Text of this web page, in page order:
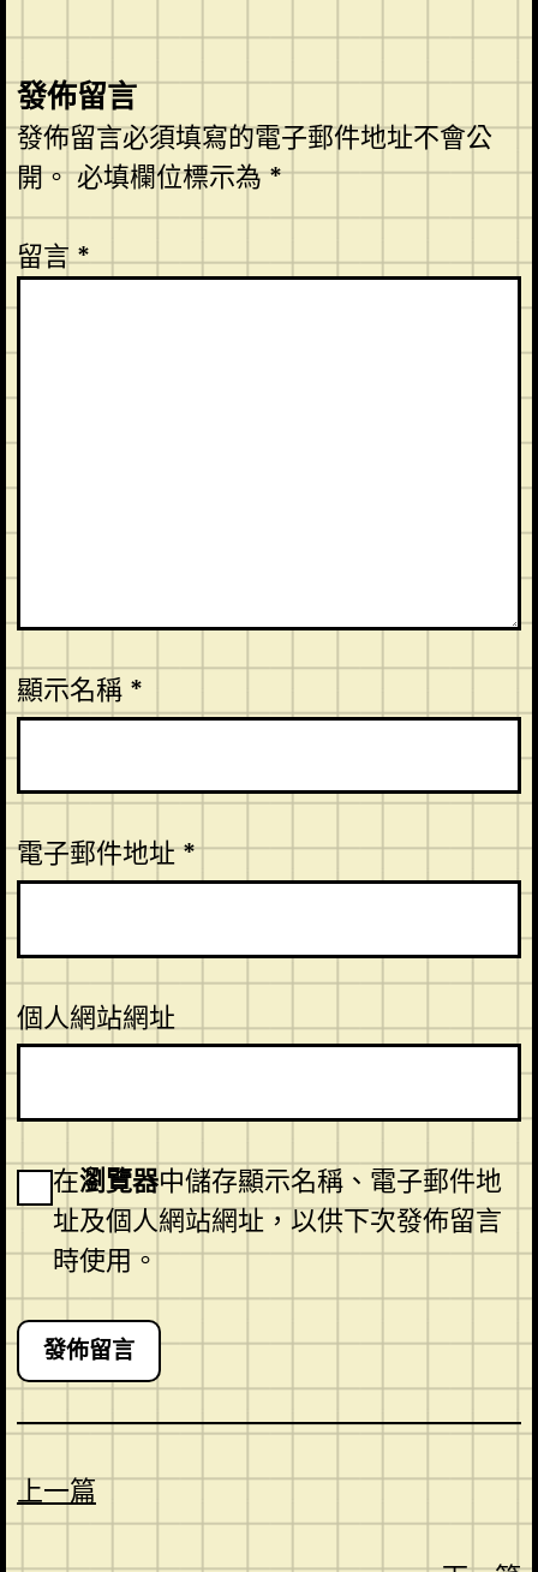
發佈留言
發佈留言必須填寫的電子郵件地址不會公
開。必填欄位標示為*
留言*
顯示名稱 *
電子郵件地址*
個人網站網址
在瀏覽器中儲存顯示名稱、電子郵件地
址及個人網站網址，以供下次發佈留言
時使用。
上一篇